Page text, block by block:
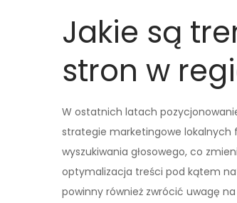
Jakie są
stron w
W ostatnich latach
strategie marketingowe lokalnych
wyszukiwania głosowego, co
optymalizacja treści pod kątem
powinny również zwrócić uwagę